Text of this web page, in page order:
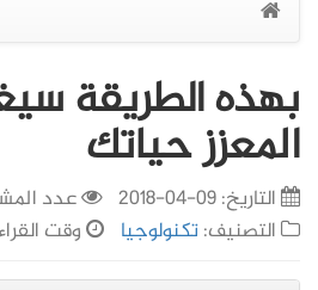
​​​​​​​بهذه الطريقة
المعزز حياتك
التاريخ:09-04-2018
عدد
التصنيف:تكنولوجيا وقت القراءة: 2 دقيقة,